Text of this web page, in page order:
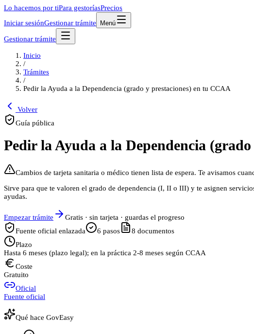
Lo hacemos por tiPara gestoríasPrecios
Iniciar sesiónGestionar trámite Menú
Gestionar trámite
Inicio
/
Trámites
/
Pedir la Ayuda a la Dependencia (grado y prestaciones) en tu CCAA
Volver
Guía pública
Pedir la Ayuda a la Dependencia
Cambios de tarjeta sanitaria o médico tienen lista de espera. Te avisamos
Sirve para que te valoren el grado de dependencia (I, II o III) y te asignen
ayudas.
Empezar trámite
Gratis · sin tarjeta · guardas el progreso
Fuente oficial enlazada
6 pasos 8 documentos
Plazo
Hasta 6 meses (plazo legal); en la práctica 2-8 meses según CCAA
Coste
Gratuito
Oficial
Fuente oficial
Qué hace GovEasy